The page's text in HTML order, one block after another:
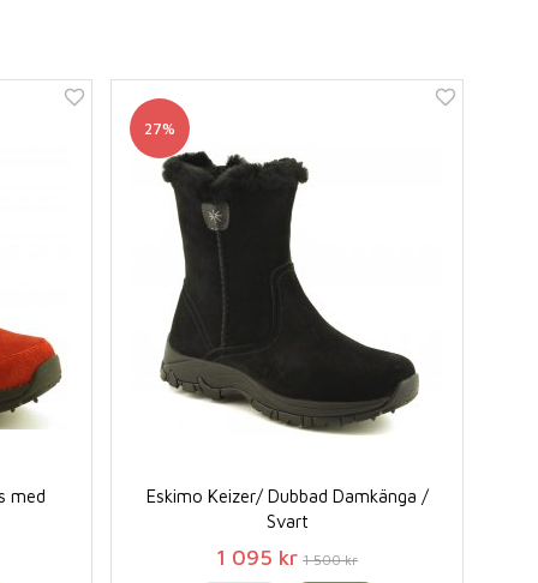
med
27%
Eskimo Keizer/ Dubbad Damkänga /
Svart
1 095 kr 1 500 kr